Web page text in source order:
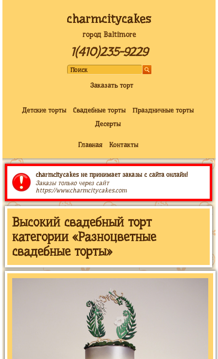
charmcitycakes
город Baltimore
1(410)235-9229
Заказать торт
Детские торты Свадебные торты
Праздничные торты
Десерты
Главная Контакты
charmcitycakes не принимает заказы с сайта онлайн!
Заказы только через сайт
https://www.charmcitycakes.com
Высокий свадебный торт
категории «Разноцветные
свадебные торты»